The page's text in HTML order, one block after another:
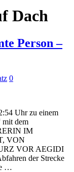
Dach
Person –
0
Uhr zu einem
mit dem
IM
VON
VOR AEGIDI
der Strecke
…